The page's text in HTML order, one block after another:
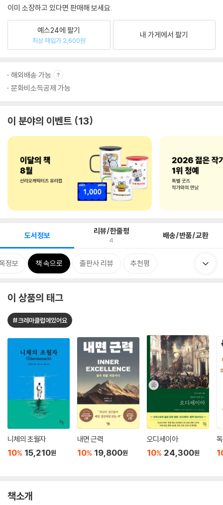
이미 소장하고 있다면 판매해 보세요.
예스24에 팔기
최상 매입가 2,600원
내 가게에서 팔기
해외배송 가능
문화비소득공제 가능
이 분야의 이벤트 13
도서정보 리뷰/한줄평
4 배송/반품/교환
정보 책 속으로 출판사 리뷰 추천평
이 상품의 태그
#크레마클럽에있어요
니체의 초월자
10% 15,210원
내면 근력
10% 19,800원
오디세이아
10% 24,300원
책소개